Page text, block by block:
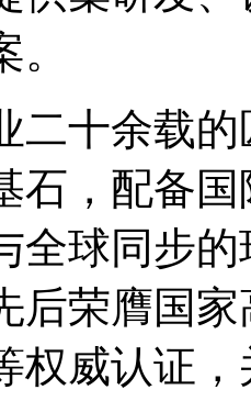
二十余载
石，配备
全球同步
后荣膺国
权威认证